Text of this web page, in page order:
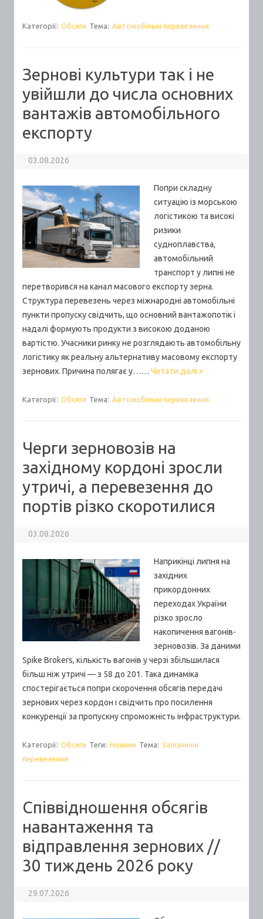
Категорії: Обсяги Тема: Автомобільні перевезення
Зернові культури так і не
увійшли до числа основних
вантажів автомобільного
експорту
03.08.2026
Попри складну
ситуацію із морською
логістикою та високі
ризики
судноплавства,
автомобільний
транспорт у липні не
перетворився на канал масового експорту зерна.
Структура перевезень через міжнародні автомобільні
пункти пропуску свідчить, що основний вантажопотік і
надалі формують продукти з високою доданою
вартістю. Учасники ринку не розглядають автомобільну
логістику як реальну альтернативу масовому експорту
зернових. Причина полягає у…… Читати далі »
Категорії: Обсяги Тема: Автомобільні перевезення
Черги зерновозів на
західному кордоні зросли
утричі, а перевезення до
портів різко скоротилися
03.08.2026
Наприкінці липня на
західних
прикордонних
переходах України
різко зросло
накопичення вагонів-
зерновозів. За даними
Spike Brokers, кількість вагонів у черзі збільшилася
більш ніж утричі — з 58 до 201. Така динаміка
спостерігається попри скорочення обсягів передачі
зернових через кордон і свідчить про посилення
конкуренції за пропускну спроможність інфраструктури.
Категорії: Обсяги Теги: Новини Тема: Залізничні
перевезення
Співвідношення обсягів
навантаження та
відправлення зернових //
30 тиждень 2026 року
29.07.2026